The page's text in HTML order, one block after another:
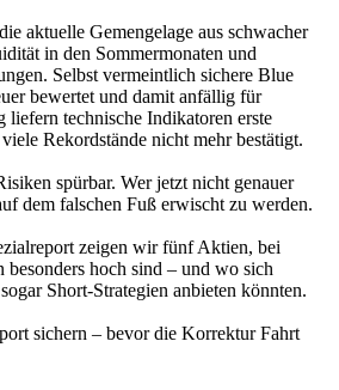
aktuelle Gemengelage aus schwacher
in den Sommermonaten und
Selbst vermeintlich sichere Blue
bewertet und damit anfällig für
technische Indikatoren erste
Rekordstände nicht mehr bestätigt.
spürbar. Wer jetzt nicht genauer
dem falschen Fuß erwischt zu werden.
zeigen wir fünf Aktien, bei
hoch sind – und wo sich
Short-Strategien anbieten könnten.
sichern – bevor die Korrektur Fahrt